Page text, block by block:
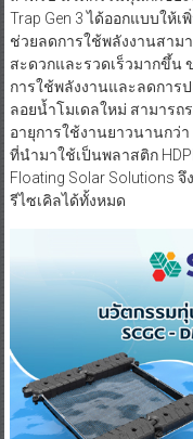
Trap Gen 3 ได้ออกแบบให้
ช่วยลดการใช้พลังงานสาม
สะดวกและรวดเร็วมากขึ้น
การใช้พลังงานและลดการ
ลอยน้ำโมเดลใหม่ สามารถ
อายุการใช้งานยาวนานกว่
ที่นำมาใช้เป็นพลาสติก
Floating Solar Solutions
รีไซเคิลได้ทั้งหมด